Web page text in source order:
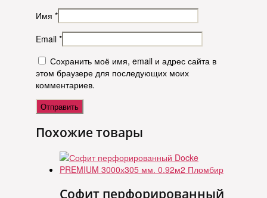
Имя *
Email *
Сохранить моё имя, email и адрес сайта в
этом браузере для последующих моих
комментариев.
Похожие товары
Софит перфорированный